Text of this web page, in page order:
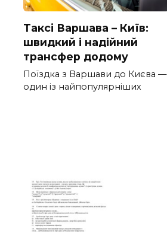
Таксі Варшава – Київ:
швидкий і надійний
трансфер додому
Поїздка з Варшави до Києва —
один із найпопулярніших